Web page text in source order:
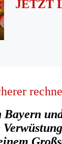
JETZT
Bayern